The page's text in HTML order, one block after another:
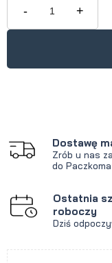
krócej
produkt
- +
Dostawę
Zrób u nas
do
Ostatnia
roboczy
Dziś